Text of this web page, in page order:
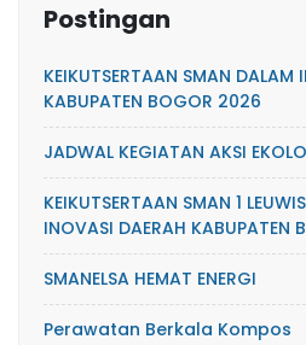
Postingan
KEIKUTSERTAAN SMAN DALAM
KABUPATEN BOGOR 2026
JADWAL KEGIATAN AKSI
KEIKUTSERTAAN SMAN 1
INOVASI DAERAH KABUPATEN
SMANELSA HEMAT ENERGI
Perawatan Berkala Kompos